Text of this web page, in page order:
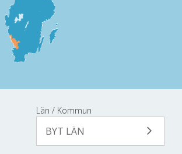
Län / Kommun
BYT LÄN